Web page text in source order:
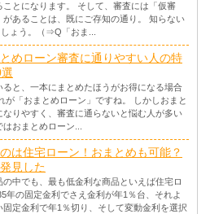
ことになります。 そして、審査には「仮審
があることは、既にご存知の通り。 知らない
ょう。（⇒Q「おま...
とめローン審査に通りやすい人の特
ると、一本にまとめたほうがお得になる場合
が「おまとめローン」ですね。 しかしおまと
なりやすく、審査に通らないと悩む人が多い
おまとめローン...
は住宅ローン！おまとめも可能？
見した
中でも、最も低金利な商品といえば住宅ロ
年の固定金利でさえ金利が年1％台、それよ
固定金利で年1％切り、そして変動金利を選択